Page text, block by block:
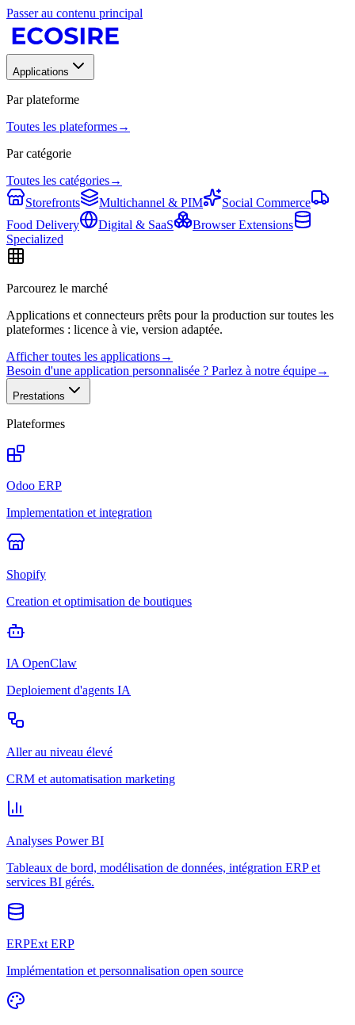
Passer au contenu principal
Applications
Par plateforme
Toutes les plateformes→
Par catégorie
Toutes les catégories→
Storefronts
Multichannel & PIM
Social Commerce
Food Delivery
Digital & SaaS
Browser Extensions
Specialized
Parcourez le marché
Applications et connecteurs prêts pour la production sur toutes les
plateformes : licence à vie, version adaptée.
Afficher toutes les applications→
Besoin d'une application personnalisée ? Parlez à notre équipe→
Prestations
Plateformes
Odoo ERP
Implementation et integration
Shopify
Creation et optimisation de boutiques
IA OpenClaw
Deploiement d'agents IA
Aller au niveau élevé
CRM et automatisation marketing
Analyses Power BI
Tableaux de bord, modélisation de données, intégration ERP et
services BI gérés.
ERPExt ERP
Implémentation et personnalisation open source